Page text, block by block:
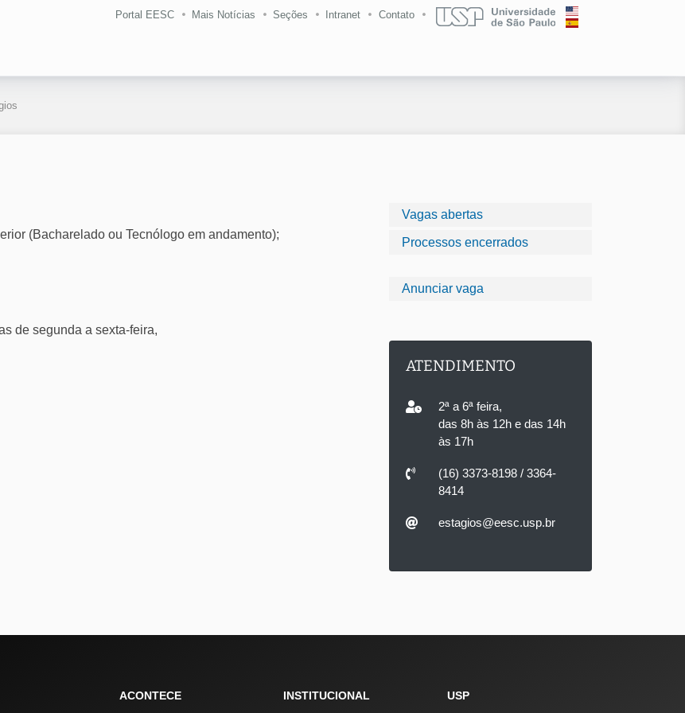
Portal EESC Mais Notícias Seções Intranet Contato
Vagas abertas
Processos encerrados
Anunciar vaga
ATENDIMENTO
2ª a 6ª feira,
das 8h às 12h e das 14h
às 17h
(16) 3373-8198 / 3364-
8414
estagios@eesc.usp.br
(Bacharelado ou Tecnólogo em andamento);
de segunda a sexta-feira,
ACONTECE INSTITUCIONAL USP